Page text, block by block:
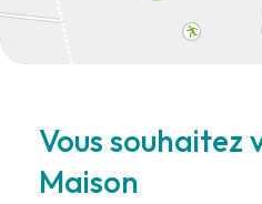
Vous souhaitez
Maison